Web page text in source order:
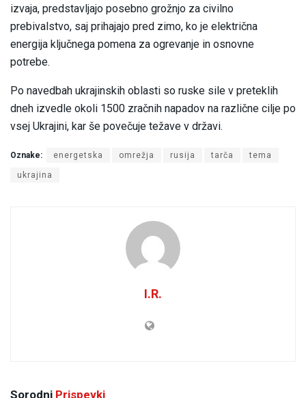
izvaja, predstavljajo posebno grožnjo za civilno
prebivalstvo, saj prihajajo pred zimo, ko je električna
energija ključnega pomena za ogrevanje in osnovne
potrebe.
Po navedbah ukrajinskih oblasti so ruske sile v preteklih
dneh izvedle okoli 1500 zračnih napadov na različne cilje po
vsej Ukrajini, kar še povečuje težave v državi.
Oznake: energetska omrežja rusija tarča tema
ukrajina
I.R.
Sorodni Prispevki